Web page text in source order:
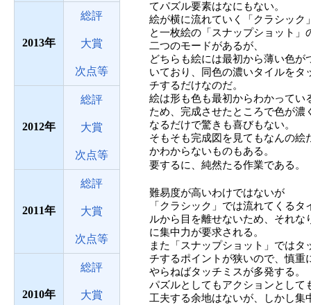
2013
総評
大賞
次点等
2012
総評
大賞
次点等
2011
総評
大賞
次点等
2010
総評
大賞
てパズル要素はなにもない。
絵が横に流れていく「クラシック
と一枚絵の「スナップショット」
二つのモードがあるが、
どちらも絵には最初から薄い色が
いており、同色の濃いタイルをタ
チするだけなのだ。
絵は形も色も最初からわかってい
ため、完成させたところで色が濃
なるだけで驚きも喜びもない。
そもそも完成図を見てもなんの絵
かわからないものもある。
要するに、純然たる作業である。
難易度が高いわけではないが
「クラシック」では流れてくるタ
ルから目を離せないため、それな
に集中力が要求される。
また「スナップショット」ではタ
チするポイントが狭いので、慎重
やらねばタッチミスが多発する。
パズルとしてもアクションとして
工夫する余地はないが、しかし集